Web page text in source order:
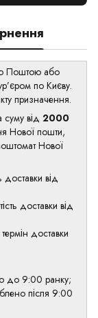
Поштою або
по Києву.
призначення.
від 2000
Нової пошти,
Нової
від
доставки від
доставки
до 9:00 ранку;
після 9:00